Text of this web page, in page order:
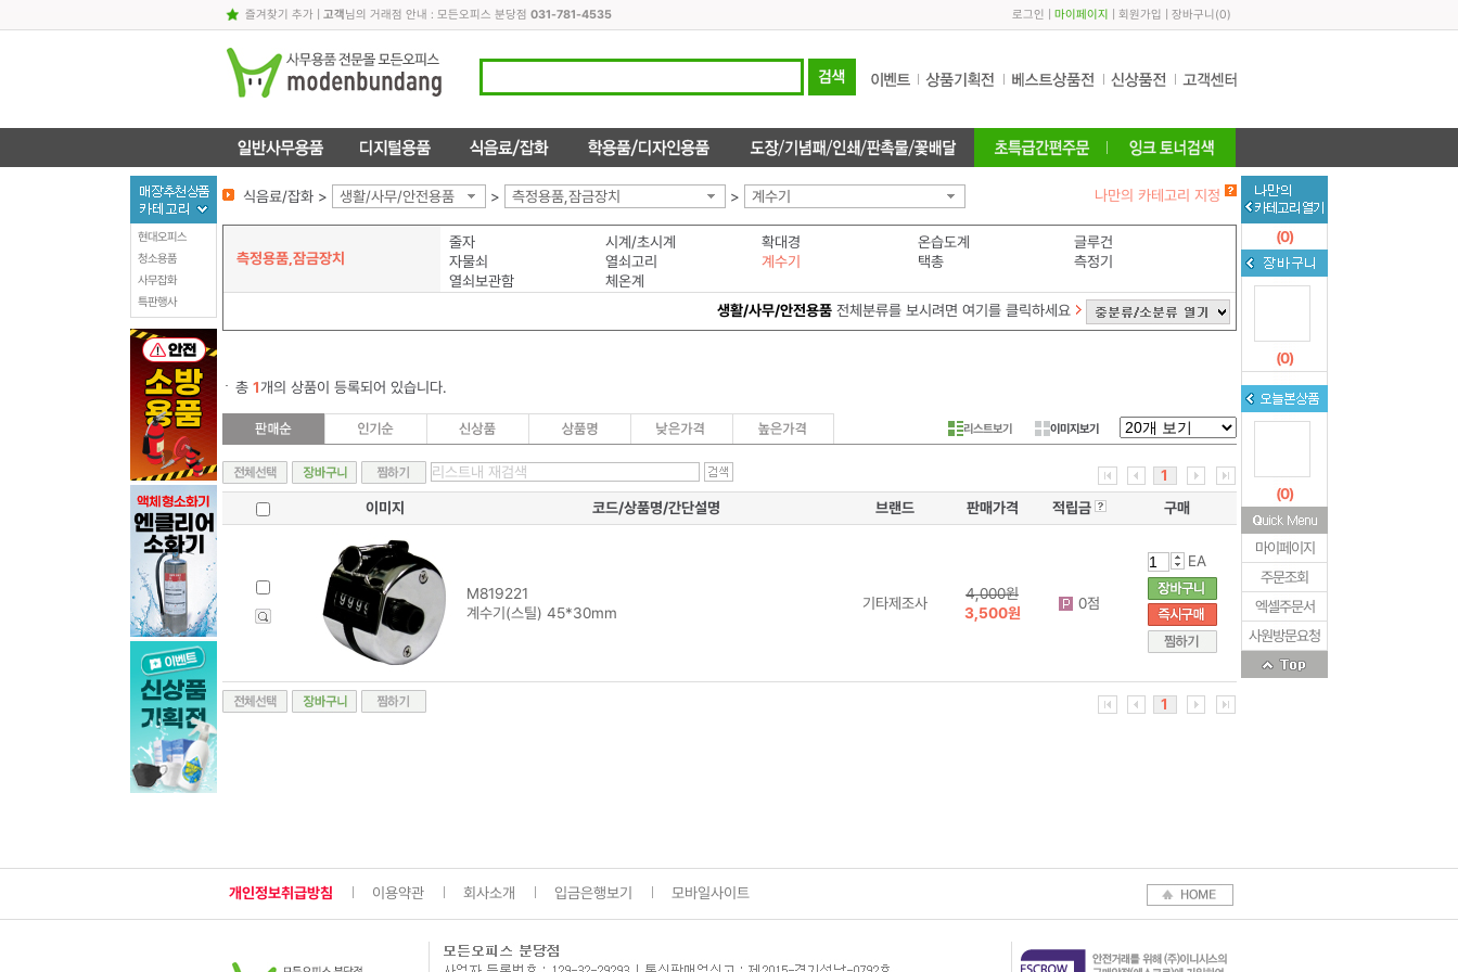
즐겨찾기 추가| 고객님의 거래점 안내 : 모든오피스 분당점 031-781-4535 로그인 마이페이지 회원가입 장바구니 (0)
식음료/잡화 > 생활/사무/안전용품 > 측정용품,잠금장치 > 계수기 나만의 카테고리 지정
측정용품,잠금장치
줄자 시계/초시계 확대경 온습도계
글루건
자물쇠
열쇠고리 계수기 택총
측정기
열쇠보관함
체온계
생활/사무/안전용품전체분류를 보시려면 여기를 클릭하세요
총 1개의 상품이 등록되어 있습니다.
리스트보기 이미지보기
1
이미지
코드/상품명/간단설명 브랜드 판매가격 적립금 구매
M819221
계수기(스틸) 45*30mm
기타제조사
4,000원
3,500원
0점
EA
1
현대오피스
청소용품
사무잡화
특판행사
(0)
(0)
(0)
마이페이지
주문조회
엑셀주문서
사원방문요청
개인정보취급방침 이용약관 회사소개 입금은행보기 모바일사이트